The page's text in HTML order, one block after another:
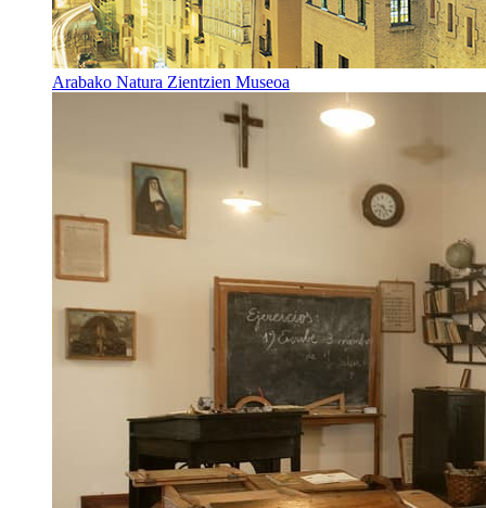
Arabako Natura Zientzien Museoa